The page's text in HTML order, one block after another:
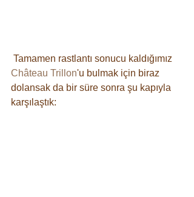
Tamamen rastlantı sonucu kaldığımız
Château Trillon'u bulmak için biraz
dolansak da bir süre sonra şu kapıyla
karşılaştık: